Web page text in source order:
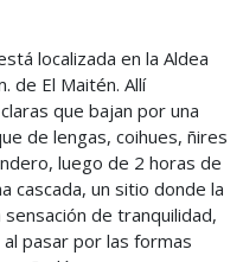
localizada en la Aldea
de El Maitén. Allí
que bajan por una
de lengas, coihues, ñires
luego de 2 horas de
cascada, un sitio donde la
de tranquilidad,
pasar por las formas